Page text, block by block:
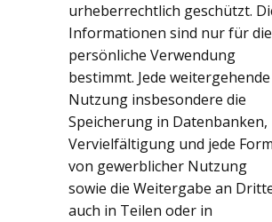
urheberrechtlich geschützt.
Informationen sind nur für die
persönliche Verwendung
bestimmt. Jede weitergehende
Nutzung insbesondere die
Speicherung in Datenbanken,
Vervielfältigung und jede Form
von gewerblicher Nutzung
sowie die Weitergabe an
auch in Teilen oder in